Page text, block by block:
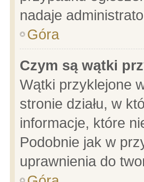
nadaje
Góra
Czym są wątki
Wątki przyklejone
stronie działu, w
informacje, które
Podobnie jak w
uprawnienia do